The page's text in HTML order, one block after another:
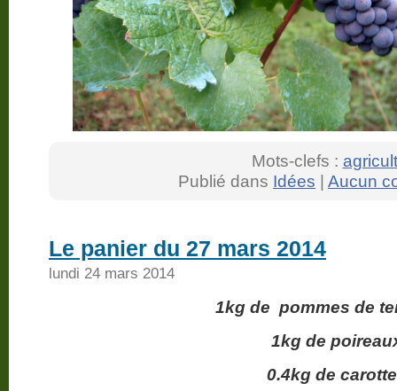
Mots-clefs :
Publié dans Idées | Aucun
Le panier du 27 mars 2014
lundi 24 mars 2014
1kg de pommes de
1kg de
0.4kg de